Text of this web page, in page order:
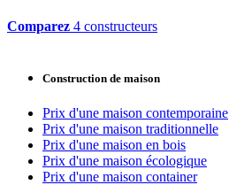
Comparez 4 constructeurs
Construction de maison
Prix d'une maison contemporaine
Prix d'une maison traditionnelle
Prix d'une maison en bois
Prix d'une maison écologique
Prix d'une maison container